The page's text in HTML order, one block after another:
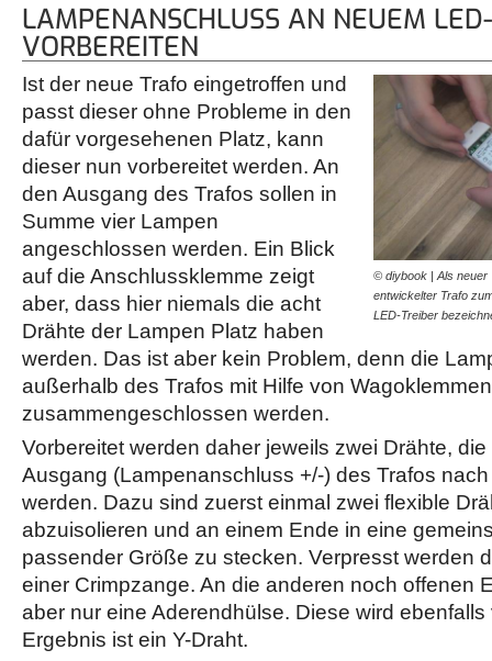
LAMPENANSCHLUSS AN NEUEM
VORBEREITEN
© diybook | Als neuer
entwickelter Trafo
LED-Treiber
Ist der neue Trafo eingetroffen und
passt dieser ohne Probleme in den
dafür vorgesehenen Platz, kann
dieser nun vorbereitet werden. An
den Ausgang des Trafos sollen in
Summe vier Lampen
angeschlossen werden. Ein Blick
auf die Anschlussklemme zeigt
aber, dass hier niemals die acht
Drähte der Lampen Platz haben
werden. Das ist aber kein Problem, denn die
außerhalb des Trafos mit Hilfe von Wagoklemmen
zusammengeschlossen werden.
Vorbereitet werden daher jeweils zwei Drähte,
Ausgang (Lampenanschluss +/-) des Trafos
werden. Dazu sind zuerst einmal zwei flexible
abzuisolieren und an einem Ende in eine
passender Größe zu stecken. Verpresst werden
einer Crimpzange. An die anderen noch offenen
aber nur eine Aderendhülse. Diese wird
Ergebnis ist ein Y-Draht.